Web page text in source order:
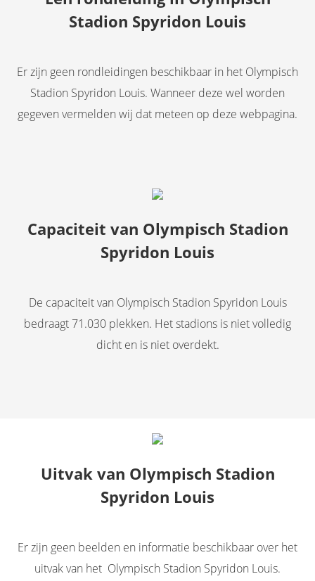
Stadion Spyridon Louis
Er zijn geen rondleidingen beschikbaar in het Olympisch
Stadion Spyridon Louis. Wanneer deze wel worden
gegeven vermelden wij dat meteen op deze webpagina.
Capaciteit van Olympisch Stadion
Spyridon Louis
De capaciteit van Olympisch Stadion Spyridon Louis
bedraagt 71.030 plekken. Het stadions is niet volledig
dicht en is niet overdekt.
Uitvak van Olympisch Stadion
Spyridon Louis
Er zijn geen beelden en informatie beschikbaar over het
uitvak van het Olympisch Stadion Spyridon Louis.